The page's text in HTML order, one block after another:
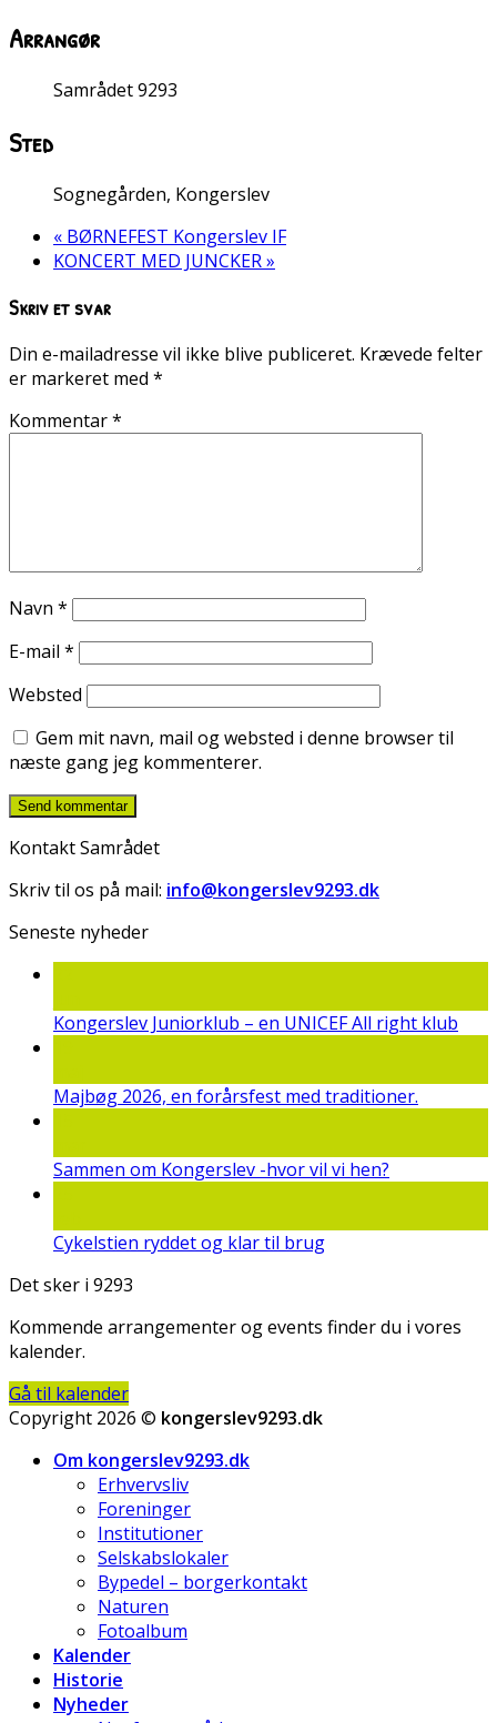
Arrangør
Samrådet 9293
Sted
Sognegården, Kongerslev
« BØRNEFEST Kongerslev IF
KONCERT MED JUNCKER»
Skriv et svar
Din e-mailadresse vil ikke blive publiceret. Krævede felter
er markeret med *
Kommentar*
Navn *
E-mail *
Websted
Gem mit navn, mail og websted i denne browser til
næste gang jeg kommenterer.
Kontakt Samrådet
Skriv til os på mail: info@kongerslev9293.dk
Seneste nyheder
Kongerslev Juniorklub – en UNICEF All right klub
Majbøg 2026, en forårsfest med traditioner.
Sammen om Kongerslev -hvor vil vi hen?
Cykelstien ryddet og klar til brug
Det sker i 9293
Kommende arrangementer og events finder du i vores
kalender.
Gå til kalender
Copyright 2026 © kongerslev9293.dk
Om kongerslev9293.dk
Erhvervsliv
Foreninger
Institutioner
Selskabslokaler
Bypedel – borgerkontakt
Naturen
Fotoalbum
Kalender
Historie
Nyheder